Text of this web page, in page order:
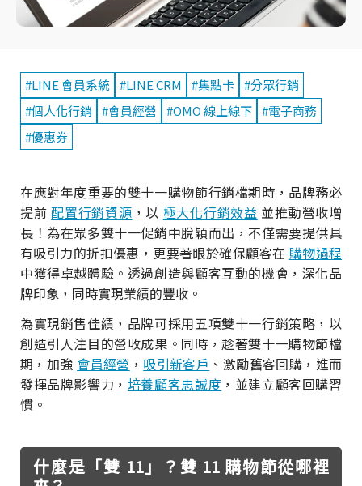
#LINE 會員系統 #LINE CRM #集點卡 #分眾行銷
#個人化行銷
#會員經營 #OMO 線上線下 #電子商務
#優惠券
在應對年度重要的雙十一購物節行銷檔期時，品牌務必
提前配置行銷資源 ，以 極大化行銷效益 並推動營收增
長！為在眾多雙十一促銷中脫穎而出，不僅需要提供具
有吸引力的折扣優惠，更要著眼於確保顧客在 購物過程
中獲得卓越體驗。透過創造與顧客互動的機會，深化品
牌印象，同時實現業績的豐收。
為實現銷售佳績，品牌可採用五項雙十一行銷策略，以
創造引人注目的營收成果。同時，趁著雙十一購物節檔
期，加強 會員經營 ， 吸引新客戶 、激勵舊客回購，進而
發揮品牌影響力， 培養顧客忠誠度 ，並建立顧客回購習
慣。
什麼是「雙 11」？雙 11 購物節從哪裡